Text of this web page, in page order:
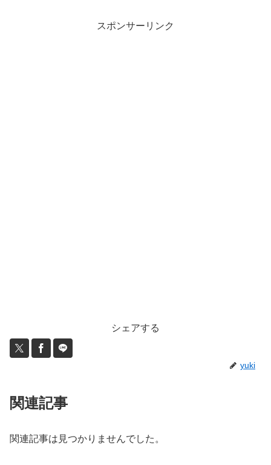
スポンサーリンク
シェアする
yuki
関連記事
関連記事は見つかりませんでした。